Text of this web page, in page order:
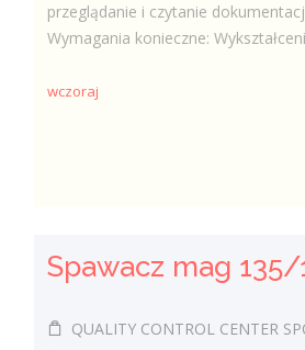
przeglądanie i czytanie
Wymagania konieczne:
wczoraj
QUALITY CONTROL CENTER SPÓŁKA Z OGRANICZONĄ